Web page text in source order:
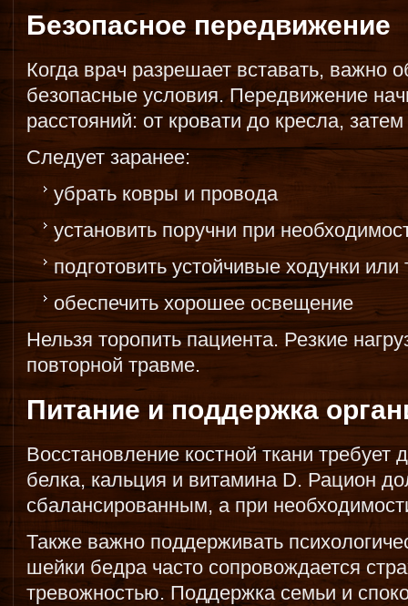
Безопасное передвижение
Когда врач разрешает вставать, важно
безопасные условия. Передвижение
расстояний: от кровати до кресла,
Следует заранее:
убрать ковры и провода
установить поручни при
подготовить устойчивые ходунки или
обеспечить хорошее освещение
Нельзя торопить пациента. Резкие
повторной травме.
Питание и поддержка
Восстановление костной ткани требует
белка, кальция и витамина D. Рацион
сбалансированным, а при
Также важно поддерживать
шейки бедра часто сопровождается
тревожностью. Поддержка семьи и